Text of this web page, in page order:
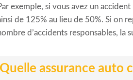
exemple, si vous avez un
de 125% au lieu de 50%. Si on
d’accidents responsables, la
Quelle assurance auto